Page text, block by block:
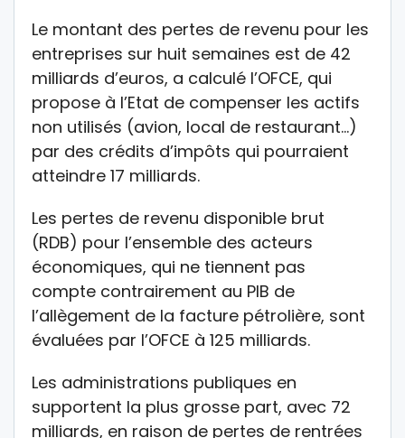
Le montant des pertes de revenu pour les
entreprises sur huit semaines est de 42
milliards d’euros, a calculé l’OFCE, qui
propose à l’Etat de compenser les actifs
non utilisés (avion, local de restaurant…)
par des crédits d’impôts qui pourraient
atteindre 17 milliards.
Les pertes de revenu disponible brut
(RDB) pour l’ensemble des acteurs
économiques, qui ne tiennent pas
compte contrairement au PIB de
l’allègement de la facture pétrolière, sont
évaluées par l’OFCE à 125 milliards.
Les administrations publiques en
supportent la plus grosse part, avec 72
milliards, en raison de pertes de rentrées